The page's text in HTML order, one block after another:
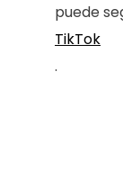
puede
TikTok
.